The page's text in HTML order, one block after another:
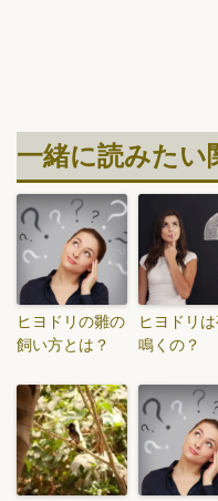
一緒に読みたい
ヒヨドリの雛の
飼い方とは？
ヒヨドリ
鳴くの？